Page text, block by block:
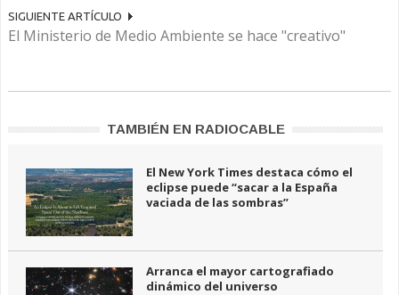
SIGUIENTE ARTÍCULO
El Ministerio de Medio Ambiente se hace "creativo"
TAMBIÉN EN RADIOCABLE
El New York Times destaca cómo el
eclipse puede “sacar a la España
vaciada de las sombras”
Arranca el mayor cartografiado
dinámico del universo